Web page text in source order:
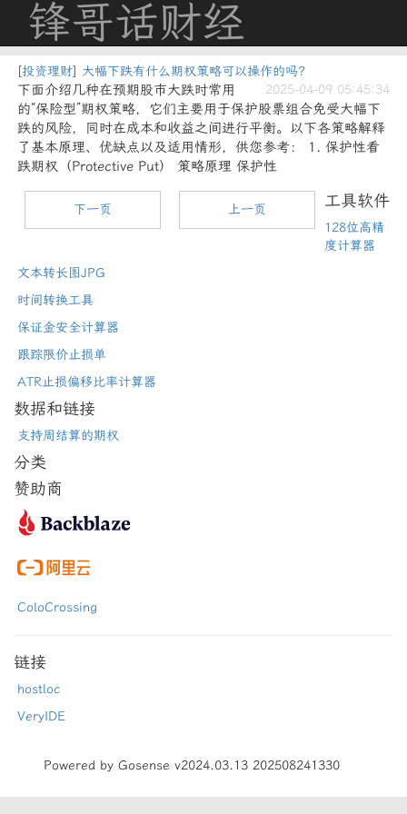
锋哥话财经
[投资理财] 大幅下跌有什么期权策略可以操作的吗？
2025-04-09 05:45:34
下面介绍几种在预期股市大跌时常用
的“保险型”期权策略，它们主要用于保护股票组合免受大幅下
跌的风险，同时在成本和收益之间进行平衡。以下各策略解释
了基本原理、优缺点以及适用情形，供您参考： 1. 保护性看
跌期权（Protective Put） 策略原理 保护性
下一页 上一页 工具软件
128位高精
度计算器
文本转长图JPG
时间转换工具
保证金安全计算器
跟踪限价止损单
ATR止损偏移比率计算器
数据和链接
支持周结算的期权
分类
赞助商
ColoCrossing
链接
hostloc
VeryIDE
Powered by Gosense v2024.03.13 202508241330